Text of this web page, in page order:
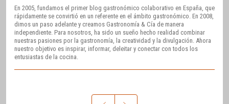
En 2005, fundamos el primer blog gastronómico colaborativo en España, que
rápidamente se convirtió en un referente en el ámbito gastronómico. En 2008,
dimos un paso adelante y creamos Gastronomía & Cía de manera
independiente. Para nosotros, ha sido un sueño hecho realidad combinar
nuestras pasiones por la gastronomía, la creatividad y la divulgación. Ahora
nuestro objetivo es inspirar, informar, deleitar y conectar con todos los
entusiastas de la cocina.